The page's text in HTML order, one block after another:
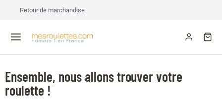
Retour de marchandise
Ensemble, nous allons trouver votre
roulette !